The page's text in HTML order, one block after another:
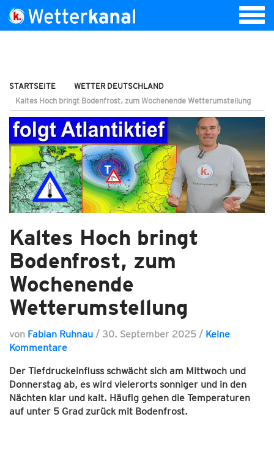
STARTSEITE
WETTER DEUTSCHLAND
Kaltes Hoch bringt Bodenfrost, zum Wochenende Wetterumstellung
Kaltes Hoch bringt
Bodenfrost, zum
Wochenende
Wetterumstellung
von Fabian Ruhnau / 30. September 2025 / Keine
Kommentare
Der Tiefdruckeinfluss schwächt sich am Mittwoch und
Donnerstag ab, es wird vielerorts sonniger und in den
Nächten klar und kalt. Häufig gehen die Temperaturen
auf unter 5 Grad zurück mit Bodenfrost.